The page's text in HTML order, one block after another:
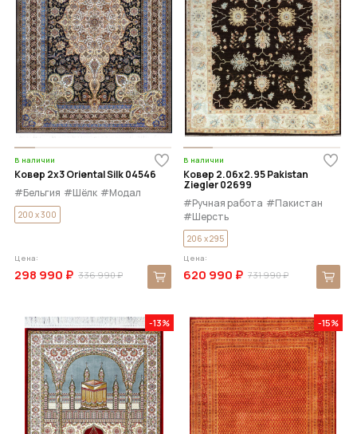
В наличии
Ковер 2x3 Oriental Silk 04546
#Бельгия #Шёлк #Модал
200 x 300
Цена:
336 990 ₽
298 990 ₽
В наличии
Ковер 2.06x2.95 Pakistan
Ziegler 02699
#Ручная работа #Пакистан
#Шерсть
206 x 295
Цена:
731 990 ₽
620 990 ₽
-13% -15%